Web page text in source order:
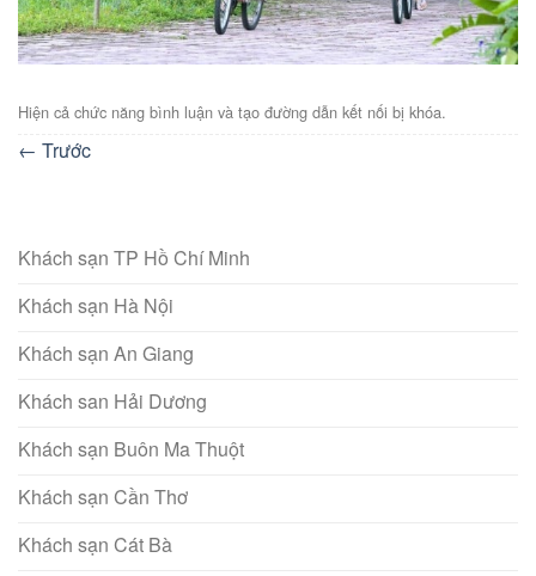
Hiện cả chức năng bình luận và tạo đường dẫn kết nối bị khóa.
← Trước
Khách sạn TP Hồ Chí Minh
Khách sạn Hà Nội
Khách sạn An Giang
Khách san Hải Dương
Khách sạn Buôn Ma Thuột
Khách sạn Cần Thơ
Khách sạn Cát Bà